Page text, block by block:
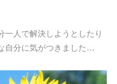
一人で解決しようとしたり
自分に気がつきました…